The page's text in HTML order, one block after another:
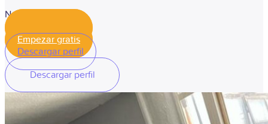
Noviembre 2020
Empezar gratis
Descargar perfil
Descargar perfil